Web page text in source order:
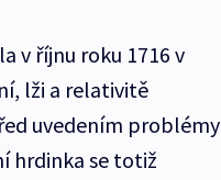
v říjnu roku 1716 v
lži a relativitě
uvedením problémy
hrdinka se totiž